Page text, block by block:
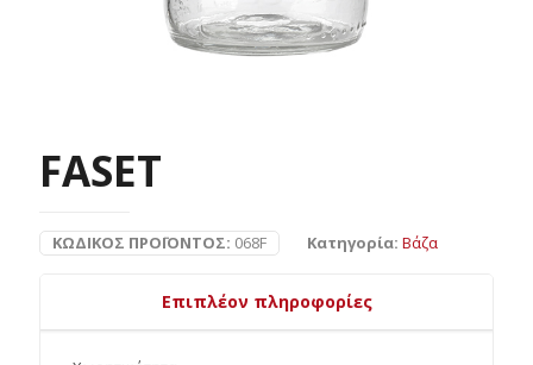
FASET
ΚΩΔΙΚΌΣ ΠΡΟΪΌΝΤΟΣ: 068F Κατηγορία: Βάζα
Επιπλέον πληροφορίες